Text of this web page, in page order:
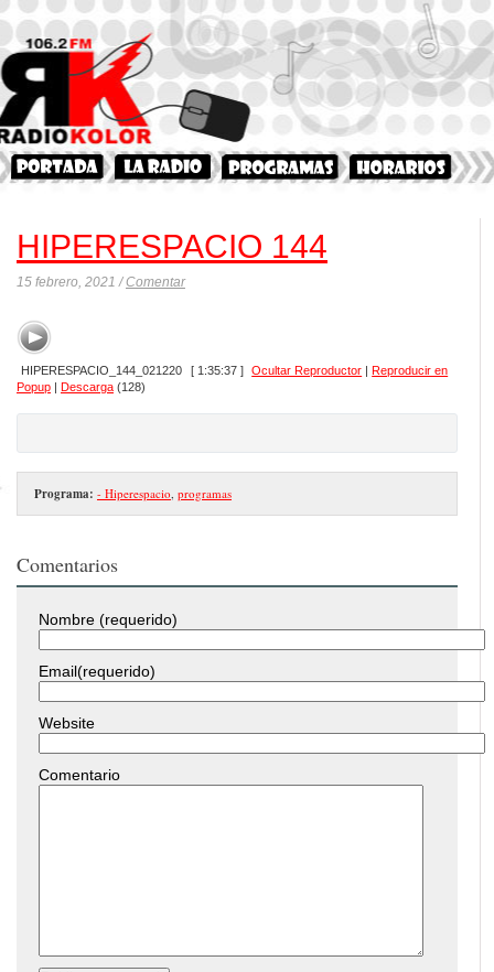
HIPERESPACIO 144
15 febrero, 2021 /Comentar
HIPERESPACIO_144_021220 [ 1:35:37 ] Ocultar Reproductor |Reproducir en
Popup | Descarga (128)
Programa: - Hiperespacio programas
Comentarios
Nombre (requerido)
Email(requerido)
Website
Comentario